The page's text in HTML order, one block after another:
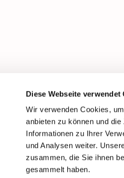
Diese Webseite verwendet
Wir verwenden Cookies,
anbieten zu können und
Informationen zu Ihrer
und Analysen weiter.
zusammen, die Sie ihnen
gesammelt haben.